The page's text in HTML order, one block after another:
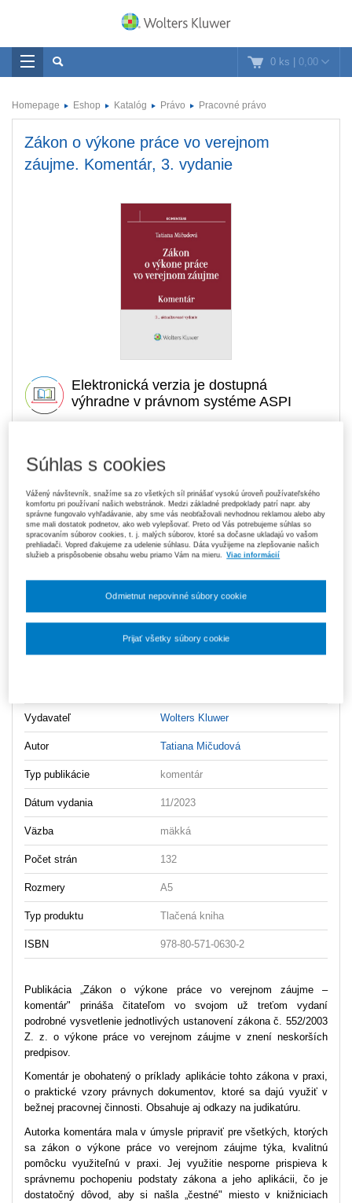
0 ks | 0,00
Homepage Eshop Katalóg Právo Pracovné právo
Zákon o výkone práce vo verejnom
záujme. Komentár, 3. vydanie
Elektronická verzia je dostupná
výhradne v právnom systéme ASPI
Tlačená kniha
Upozorňujeme, že v období od 1. 8. do 21. 8. z technických
dôvodov nemôžeme vystavovať daňové doklady. Budú vám
zaslané dodatočne e‑mailom.
ks Vložiť do košíka
Ceny sú vrátane DPH
Na stiahnutie
Vydavateľ Wolters Kluwer
Autor Tatiana Mičudová
Typ publikácie komentár
Dátum vydania 11/2023
Väzba mäkká
Počet strán 132
Rozmery A5
Typ produktu Tlačená kniha
ISBN 978-80-571-0630-2
Publikácia „Zákon o výkone práce vo verejnom záujme –
komentár" prináša čitateľom vo svojom už treťom vydaní
podrobné vysvetlenie jednotlivých ustanovení zákona č. 552/2003
Z. z. o výkone práce vo verejnom záujme v znení neskorších
predpisov.
Komentár je obohatený o príklady aplikácie tohto zákona v praxi,
o praktické vzory právnych dokumentov, ktoré sa dajú využiť v
bežnej pracovnej činnosti. Obsahuje aj odkazy na judikatúru.
Autorka komentára mala v úmysle pripraviť pre všetkých, ktorých
sa zákon o výkone práce vo verejnom záujme týka, kvalitnú
pomôcku využiteľnú v praxi. Jej využitie nesporne prispieva k
správnemu pochopeniu podstaty zákona a jeho aplikácii, čo je
dostatočný dôvod, aby si našla „čestné" miesto v knižniciach
Súhlas s cookies
Vážený návštevník, snažíme sa zo všetkých síl prinášať vysokú úroveň používateľského
komfortu pri používaní našich webstránok. Medzi základné predpoklady patrí napr. aby
správne fungovalo vyhľadávanie, aby sme vás neobťažovali nevhodnou reklamou alebo aby
sme mali dostatok podnetov, ako web vylepšovať. Preto od Vás potrebujeme súhlas so
spracovaním súborov cookies, t. j. malých súborov, ktoré sa dočasne ukladajú vo vašom
prehliadači. Vopred ďakujeme za udelenie súhlasu. Dáta využijeme na zlepšovanie našich
služieb a prispôsobenie obsahu webu priamo Vám na mieru.
Viac informácií
Odmietnut nepovinné súbory cookie
Prijať všetky súbory cookie